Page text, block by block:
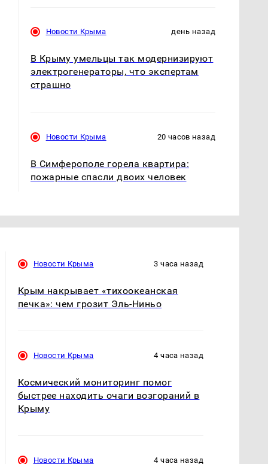
Новости Крыма день назад
В Крыму умельцы так модернизируют
электрогенераторы, что экспертам
страшно
Новости Крыма 20 часов назад
В Симферополе горела квартира:
пожарные спасли двоих человек
Новости Крыма 3 часа назад
Крым накрывает «тихоокеанская
печка»: чем грозит Эль-Ниньо
Новости Крыма 4 часа назад
Космический мониторинг помог
быстрее находить очаги возгораний в
Крыму
Новости Крыма 4 часа назад